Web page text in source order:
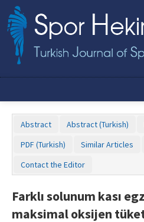
Editorial Board
Abstract Abstract (Turkish)
PDF (Turkish)
Similar Articles
Contact the Editor
Farklı solunum kası
maksimal oksijen